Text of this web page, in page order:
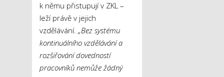
k němu přistupují v ZKL –
leží právě v jejich
vzdělávání. „Bez systému
kontinuálního vzdělávání a
rozšiřování dovedností
pracovníků nemůže žádný